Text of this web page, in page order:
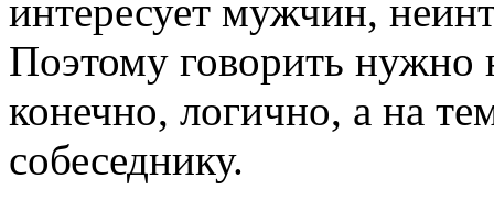
интересует мужчин,
Поэтому говорить
конечно, логично, а на
собеседнику.